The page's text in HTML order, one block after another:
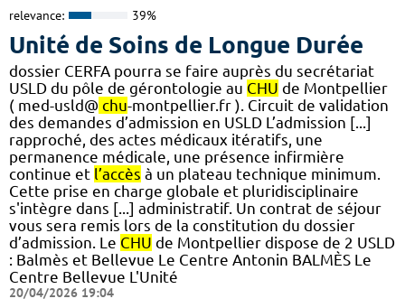
relevance: 39%
Unité de Soins de Longue Durée
dossier CERFA pourra se faire auprès du secrétariat
USLD du pôle de gérontologie au CHU de Montpellier
( med-usld@ chu-montpellier.fr ). Circuit de validation
des demandes d’admission en USLD L’admission [...]
rapproché, des actes médicaux itératifs, une
permanence médicale, une présence infirmière
continue et l’accès à un plateau technique minimum.
Cette prise en charge globale et pluridisciplinaire
s'intègre dans [...] administratif. Un contrat de séjour
vous sera remis lors de la constitution du dossier
d’admission. Le CHU de Montpellier dispose de 2 USLD
: Balmès et Bellevue Le Centre Antonin BALMÈS Le
Centre Bellevue L'Unité
20/04/2026 19:04